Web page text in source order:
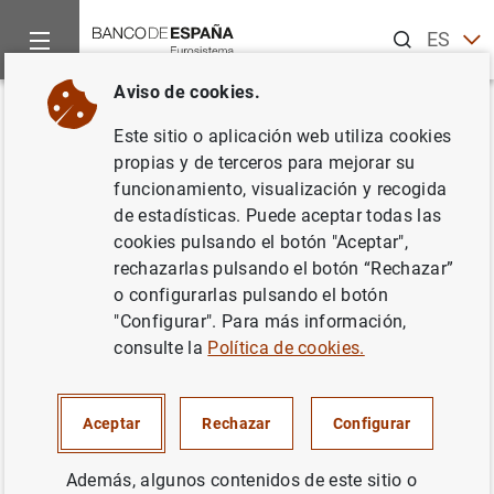
ESEN
Inicio Publicaciones
Volver
Guía de acceso a la hipoteca
inversa
Autor: Banco de España
Aviso de cookies.
Este sitio o aplicación web utiliza cookies
propias y de terceros para mejorar su
funcionamiento, visualización y recogida
de estadísticas. Puede aceptar todas las
cookies pulsando el botón "Aceptar",
rechazarlas pulsando el botón “Rechazar”
o configurarlas pulsando el botón
"Configurar". Para más información,
consulte la Política de cookies.
Aceptar Rechazar Configurar
Además, algunos contenidos de este sitio o